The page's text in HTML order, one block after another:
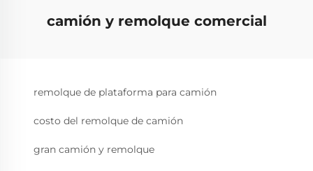
camión y remolque comercial
remolque de plataforma para camión
costo del remolque de camión
gran camión y remolque